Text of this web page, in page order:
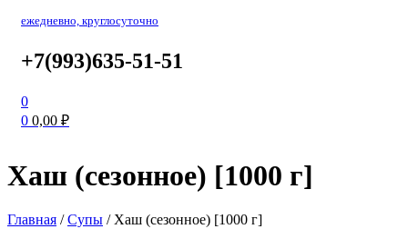
ежедневно, круглосуточно
+7(993)635-51-51
0
0 0,00 ₽
Хаш (сезонное) [1000 г]
Главная /Супы / Хаш (сезонное) [1000 г]